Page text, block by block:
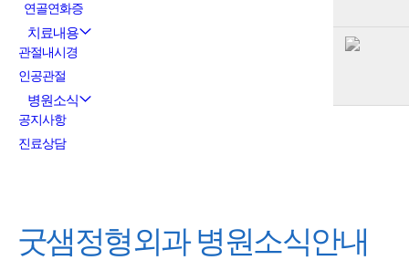
연골연화증
치료내용
관절내시경
인공관절
병원소식
공지사항
진료상담
굿샘정형외과병원소식안내